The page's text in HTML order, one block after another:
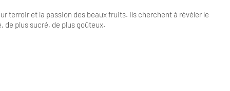
terroir et la passion des beaux fruits. Ils cherchent à révéler le
de plus sucré, de plus goûteux.